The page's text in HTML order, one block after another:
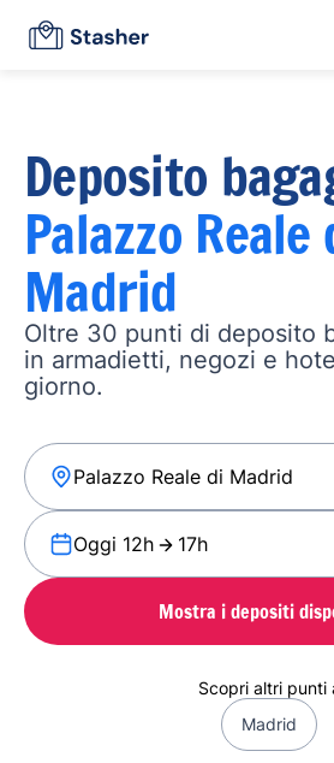
Deposito
Palazzo Reale
Madrid
Oltre 30 punti di deposito
in armadietti, negozi e
giorno.
Oggi 12h 17h
Mostra i depositi
Scopri altri punti
Madrid